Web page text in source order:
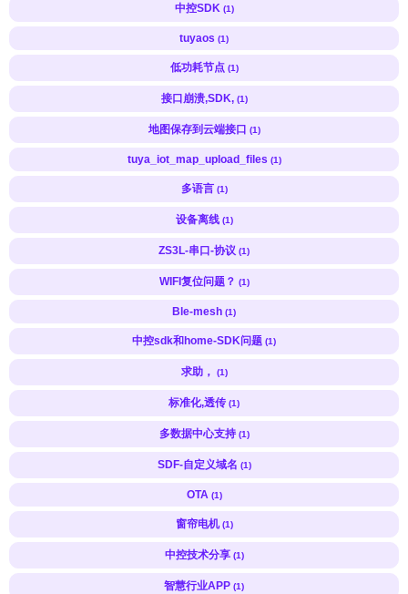
中控SDK (1)
tuyaos (1)
低功耗节点 (1)
接口崩溃,SDK, (1)
地图保存到云端接口 (1)
tuya_iot_map_upload_files (1)
多语言 (1)
设备离线 (1)
ZS3L-串口-协议 (1)
WIFI复位问题？ (1)
Ble-mesh (1)
中控sdk和home-SDK问题 (1)
求助， (1)
标准化,透传 (1)
多数据中心支持 (1)
SDF-自定义域名 (1)
OTA (1)
窗帘电机 (1)
中控技术分享 (1)
智慧行业APP (1)